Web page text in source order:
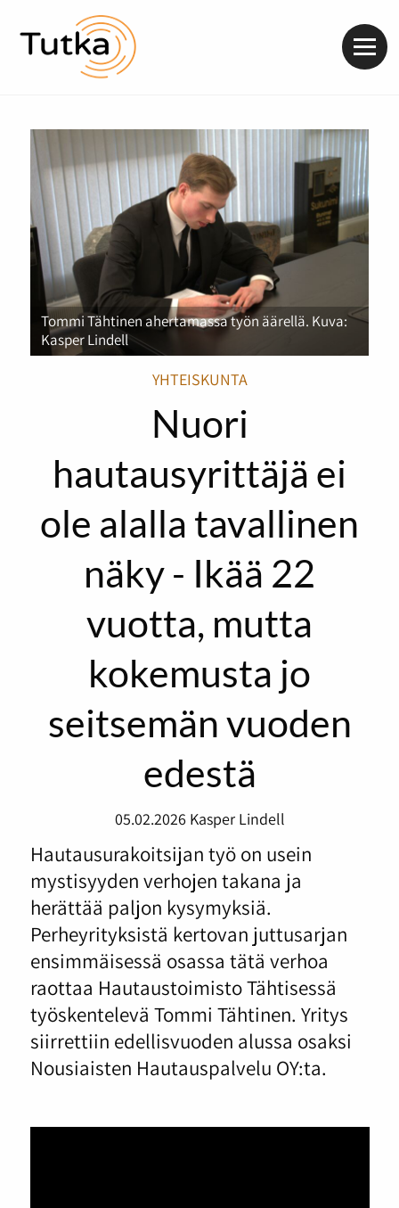
Tommi Tähtinen ahertamassa työn äärellä. Kuva:
Kasper Lindell
YHTEISKUNTA
Nuori
hautausyrittäjä ei
ole alalla tavallinen
näky - Ikää 22
vuotta, mutta
kokemusta jo
seitsemän vuoden
edestä
05.02.2026 Kasper Lindell
Hautausurakoitsijan työ on usein
mystisyyden verhojen takana ja
herättää paljon kysymyksiä.
Perheyrityksistä kertovan juttusarjan
ensimmäisessä osassa tätä verhoa
raottaa Hautaustoimisto Tähtisessä
työskentelevä Tommi Tähtinen. Yritys
siirrettiin edellisvuoden alussa osaksi
Nousiaisten Hautauspalvelu OY:ta.